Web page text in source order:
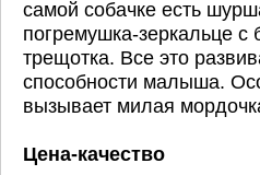
самой собачке есть
погремушка-зеркальце с
трещотка. Все это
способности малыша.
вызывает милая
Цена-качество